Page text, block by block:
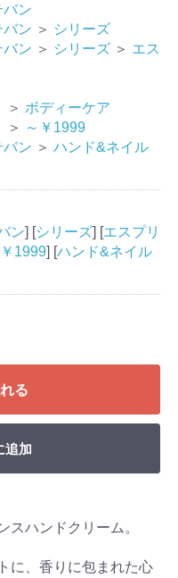
バン
バン ＞ シリーズ
バン ＞ シリーズ ＞ エス
＞ ボディーケア
＞
～￥1999
バン ＞ ハンド&ネイル
ン] [シリーズ] [エスプリ
1999] [ハンド&ネイル
る
追加
スハンドクリーム。
に、香りに包まれた心